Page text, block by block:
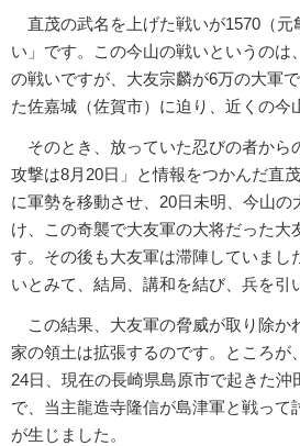
直茂の武名を上げた戦いが1570（元
い」です。この今山の戦いというのは
の戦いですが、大友宗麟が6万の大軍
た佐嘉城（佐賀市）に迫り、近くの今
そのとき、放っていた忍びの者から
攻撃は8月20日」と情報をつかんだ直
に軍勢を移動させ、20日未明、今山の
け、この奇襲で大友軍の大将だった大
す。その後も大友軍は滞陣していまし
いとみて、結局、講和を結び、兵を引
この結果、大友軍の脅威が取り除か
家の領土は拡張するのです。ところが
24日、現在の長崎県島原市で起きた沖
で、当主龍造寺隆信が島津軍と戦って
が生じました。